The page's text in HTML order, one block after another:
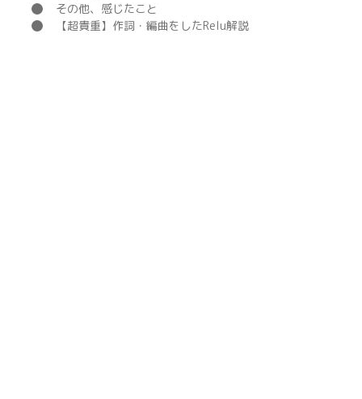
その他、感じたこと
【超貴重】作詞・編曲をしたRelu解説